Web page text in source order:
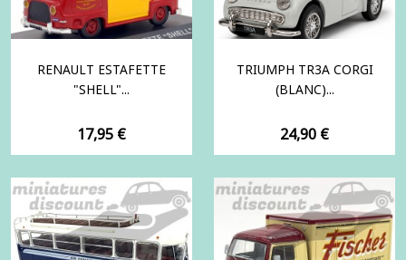
RENAULT ESTAFETTE
"SHELL"...
Prix
17,95 €
TRIUMPH TR3A CORGI
(BLANC)...
Prix
24,90 €